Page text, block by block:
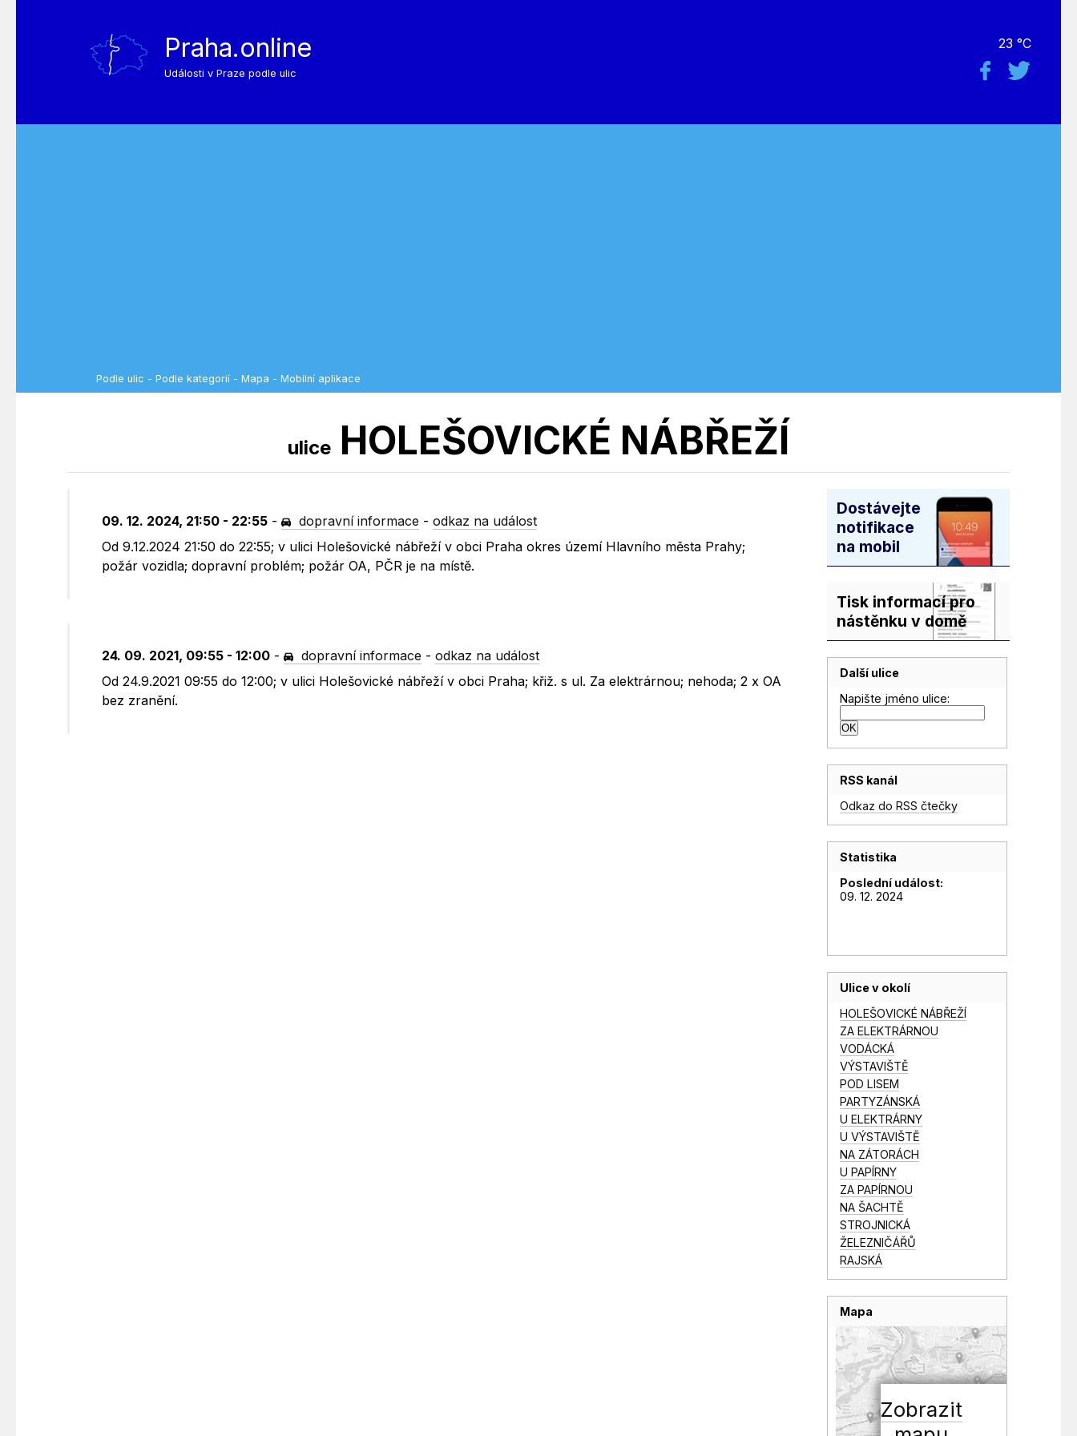
Praha.online
Události v Praze podle ulic
23 °C
Podle ulic - Podle kategorií - Mapa - Mobilní aplikace
ulice HOLEŠOVICKÉ NÁBŘEŽÍ
09. 12. 2024, 21:50 - 22:55 - dopravní informace -odkaz na událost
Od 9.12.2024 21:50 do 22:55; v ulici Holešovické nábřeží v obci Praha okres území Hlavního města Prahy;
požár vozidla; dopravní problém; požár OA, PČR je na místě.
24. 09. 2021, 09:55 - 12:00 - dopravní informace -odkaz na událost
Od 24.9.2021 09:55 do 12:00; v ulici Holešovické nábřeží v obci Praha; křiž. s ul. Za elektrárnou; nehoda; 2 x OA
bez zranění.
Dostávejte
notifikace
na mobil
Tisk informací pro
nástěnku v domě
Další ulice
Napište jméno ulice:
RSS kanál
Odkaz do RSS čtečky
Statistika
Poslední událost:
09. 12. 2024
Ulice v okolí
HOLEŠOVICKÉ NÁBŘEŽÍ
ZA ELEKTRÁRNOU
VODÁCKÁ
VÝSTAVIŠTĚ
POD LISEM
PARTYZÁNSKÁ
U ELEKTRÁRNY
U VÝSTAVIŠTĚ
NA ZÁTORÁCH
U PAPÍRNY
ZA PAPÍRNOU
NA ŠACHTĚ
STROJNICKÁ
ŽELEZNIČÁŘŮ
RAJSKÁ
Mapa
Zobrazit